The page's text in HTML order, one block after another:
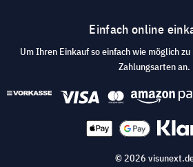
Einfach online
Um Ihren Einkauf so einfach wie möglich
Zahlungsarten an.
© 2026